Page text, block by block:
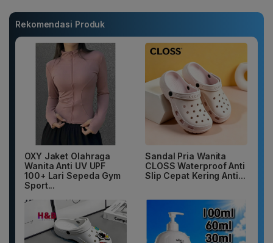
Rekomendasi Produk
OXY Jaket Olahraga
Wanita Anti UV UPF
100+ Lari Sepeda Gym
Sport...
Sandal Pria Wanita
CLOSS Waterproof Anti
Slip Cepat Kering Anti...